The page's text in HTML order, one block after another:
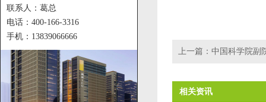
联系人：葛总
电话：400-166-3316
手机：13839066666
上一篇： 中国科学院副
相关资讯